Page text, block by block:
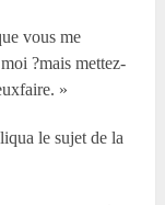
vous me
?mais mettez-
»
le sujet de la